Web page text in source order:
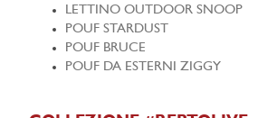
LETTINO OUTDOOR SNOOP
POUF STARDUST
POUF BRUCE
POUF DA ESTERNI ZIGGY